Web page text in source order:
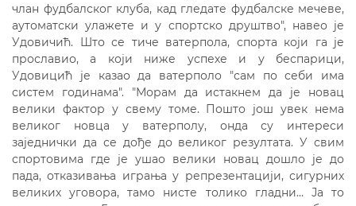
члан фудбалског клуба, кад гледате фудбалске мечеве,
аутоматски улажете и у спортско друштво", навео је
Удовичић. Што се тиче ватерпола, спорта који га је
прославио, а који ниже успехе и у беспарици,
Удовицић је казао да ватерполо "сам по себи има
систем годинама". "Морам да истакнем да је новац
велики фактор у свему томе. Пошто још увек нема
великог новца у ватерполу, онда су интереси
заједнички да се дође до великог резултата. У свим
спортовима где је ушао велики новац дошло је до
пада, отказивања играња у репрезентацији, сигурних
великих уговора, тамо нисте толико гладни… Ја то